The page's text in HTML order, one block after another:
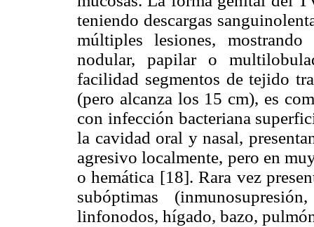
teniendo descargas
múltiples lesiones,
nodular, papilar o
facilidad segmentos de tejido
(pero alcanza los 15 cm), es
con infección bacteriana
la cavidad oral y nasal,
agresivo localmente, pero en
o hemática [18]. Rara vez
subóptimas
linfonodos, hígado, bazo,